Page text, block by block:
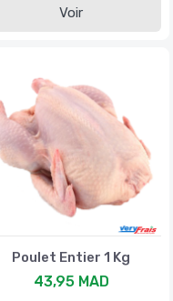
Voir
Poulet Entier 1 Kg
43,95 MAD